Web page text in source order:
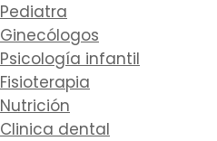
Pediatra
Ginecólogos
Psicología infantil
Fisioterapia
Nutrición
Clinica dental